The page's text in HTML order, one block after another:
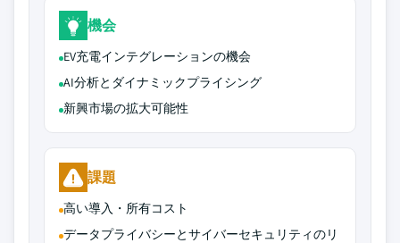
機会
EV充電インテグレーションの機会
AI分析とダイナミックプライシング
新興市場の拡大可能性
課題
高い導入・所有コスト
データプライバシーとサイバーセキュリティのリ